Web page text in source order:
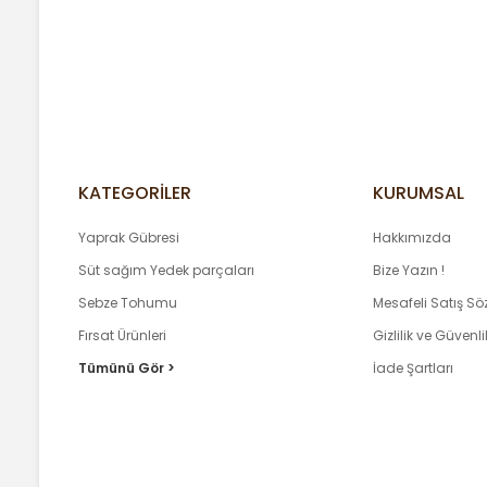
KATEGORİLER
Yaprak Gübresi
Süt sağım Yedek parçaları
Sebze Tohumu
Fırsat Ürünleri
Tümünü Gör >
KURUMSAL
Hakkımızda
Bize Yazın !
Mesafeli Satış
Gizlilik ve
İade Şartları